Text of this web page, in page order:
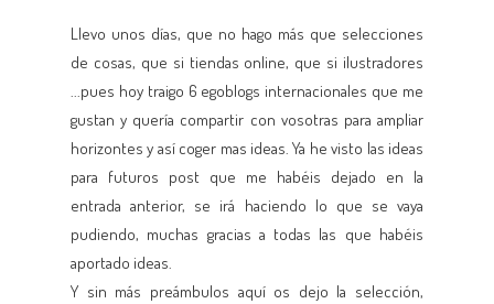
Llevo unos días, que no hago más que selecciones
de cosas, que si tiendas online, que si ilustradores
...pues hoy traigo 6 egoblogs internacionales que me
gustan y quería compartir con vosotras para ampliar
horizontes y así coger mas ideas. Ya he visto las ideas
para futuros post que me habéis dejado en la
entrada anterior, se irá haciendo lo que se vaya
pudiendo, muchas gracias a todas las que habéis
aportado ideas.
Y sin más preámbulos aquí os dejo la selección,